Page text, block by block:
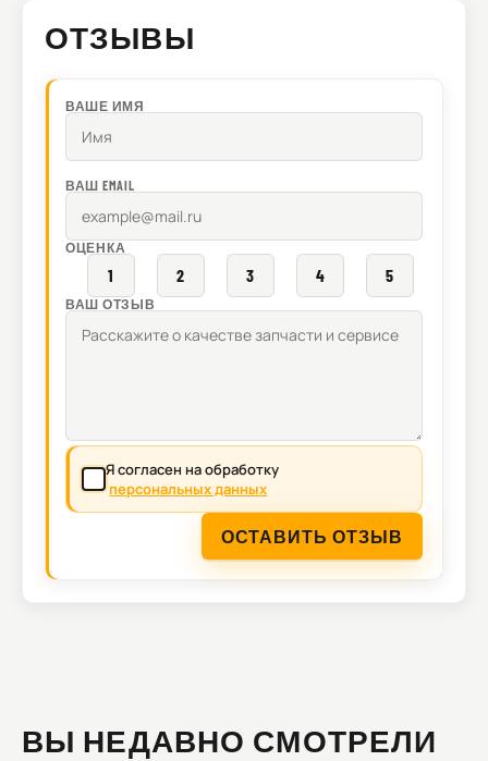
ОТЗЫВЫ
ВАШЕ ИМЯ
ВАШ EMAIL
ОЦЕНКА
1 2 3 4 5
ВАШ ОТЗЫВ
Я согласен на обработку
персональных данных
ОСТАВИТЬ ОТЗЫВ
ВЫ НЕДАВНО СМОТРЕЛИ